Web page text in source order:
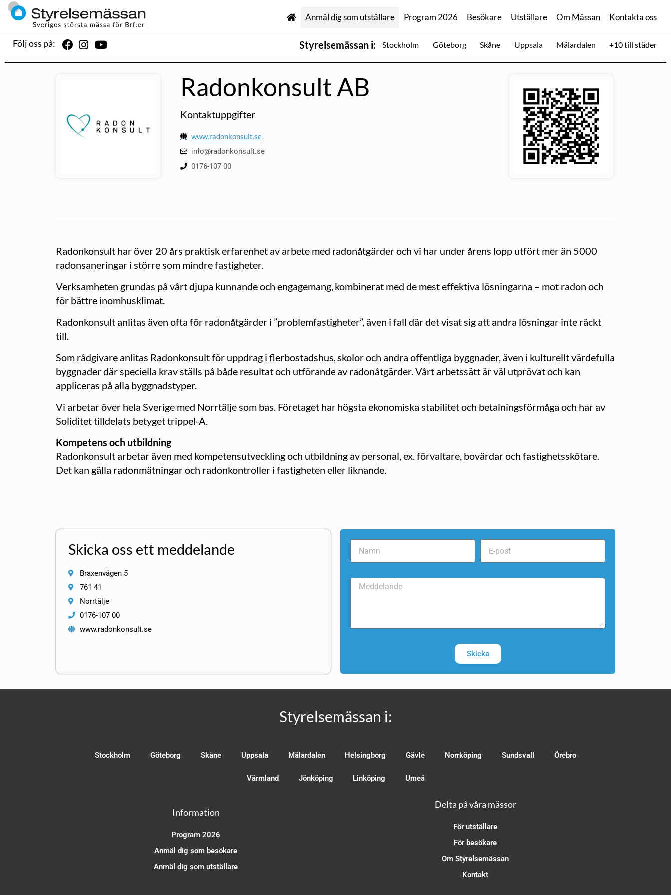
Anmäl dig som utställare Program 2026 Besökare Utställare Om Mässan Kontakta oss
Följ oss på: Styrelsemässan i: Stockholm Göteborg Skåne Uppsala Mälardalen +10 till städer
Radonkonsult AB
Kontaktuppgifter
www.radonkonsult.se
info@radonkonsult.se
0176-107 00
Radonkonsult har över 20 års praktisk erfarenhet av arbete med radonåtgärder och vi har under årens lopp utfört mer än 5000
radonsaneringar i större som mindre fastigheter.
Verksamheten grundas på vårt djupa kunnande och engagemang, kombinerat med de mest effektiva lösningarna – mot radon och
för bättre inomhusklimat.
Radonkonsult anlitas även ofta för radonåtgärder i ”problemfastigheter”, även i fall där det visat sig att andra lösningar inte räckt
till.
Som rådgivare anlitas Radonkonsult för uppdrag i flerbostadshus, skolor och andra offentliga byggnader, även i kulturellt värdefulla
byggnader där speciella krav ställs på både resultat och utförande av radonåtgärder. Vårt arbetssätt är väl utprövat och kan
appliceras på alla byggnadstyper.
Vi arbetar över hela Sverige med Norrtälje som bas. Företaget har högsta ekonomiska stabilitet och betalningsförmåga och har av
Soliditet tilldelats betyget trippel-A.
Kompetens och utbildning
Radonkonsult arbetar även med kompetensutveckling och utbildning av personal, ex. förvaltare, bovärdar och fastighetsskötare.
Det kan gälla radonmätningar och radonkontroller i fastigheten eller liknande.
Skicka oss ett meddelande
Braxenvägen 5
761 41
Norrtälje
0176-107 00
www.radonkonsult.se
Skicka
Styrelsemässan i:
Stockholm Göteborg Skåne Uppsala Mälardalen Helsingborg Gävle Norrköping Sundsvall Örebro
Värmland Jönköping Linköping Umeå
Information
Program 2026
Anmäl dig som besökare
Anmäl dig som utställare
Delta på våra mässor
För utställare
För besökare
Om Styrelsemässan
Kontakt